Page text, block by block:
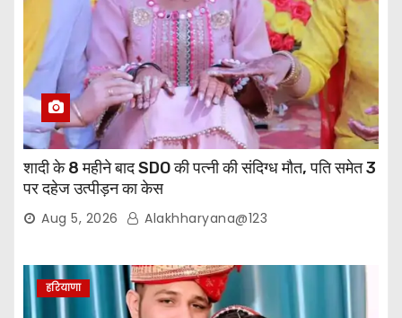
शादी के 8 महीने बाद SDO की पत्नी की संदिग्ध मौत, पति समेत 3
पर दहेज उत्पीड़न का केस
Aug 5, 2026 Alakhharyana@123
हरियाणा